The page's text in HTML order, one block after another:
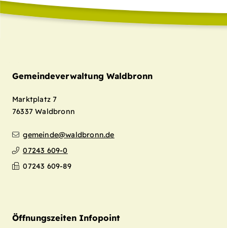
Gemeindeverwaltung Waldbronn
Marktplatz 7
76337 Waldbronn
gemeinde@waldbronn.de
07243 609-0
07243 609-89
Öffnungszeiten Infopoint